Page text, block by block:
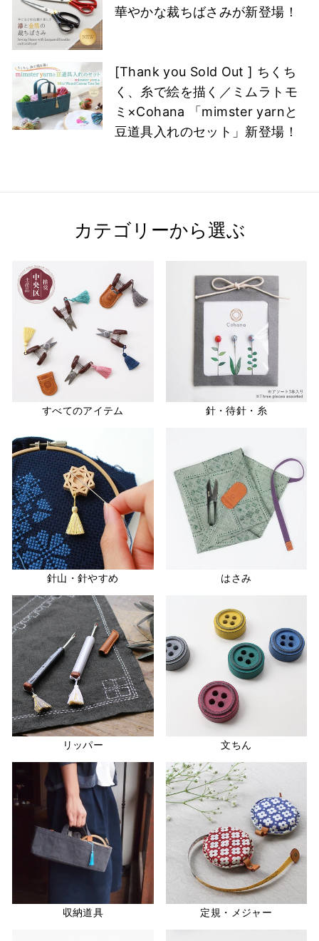
華やかな裁ちばさみが新登場！
[Thank you Sold Out ] ちくち
く、糸で絵を描く／ミムラトモ
ミ×Cohana 「mimster yarnと
豆道具入れのセット」新登場！
カテゴリーから選ぶ
すべてのアイテム 針・待針・糸
針山・針やすめ はさみ
リッパー 文ちん
収納道具 定規・メジャー